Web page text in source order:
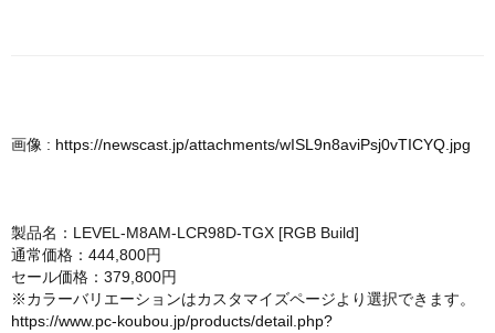
画像 : https://newscast.jp/attachments/wISL9n8aviPsj0vTICYQ.jpg
製品名：LEVEL-M8AM-LCR98D-TGX [RGB Build]
通常価格：444,800円
セール価格：379,800円
※カラーバリエーションはカスタマイズページより選択できます。
https://www.pc-koubou.jp/products/detail.php?